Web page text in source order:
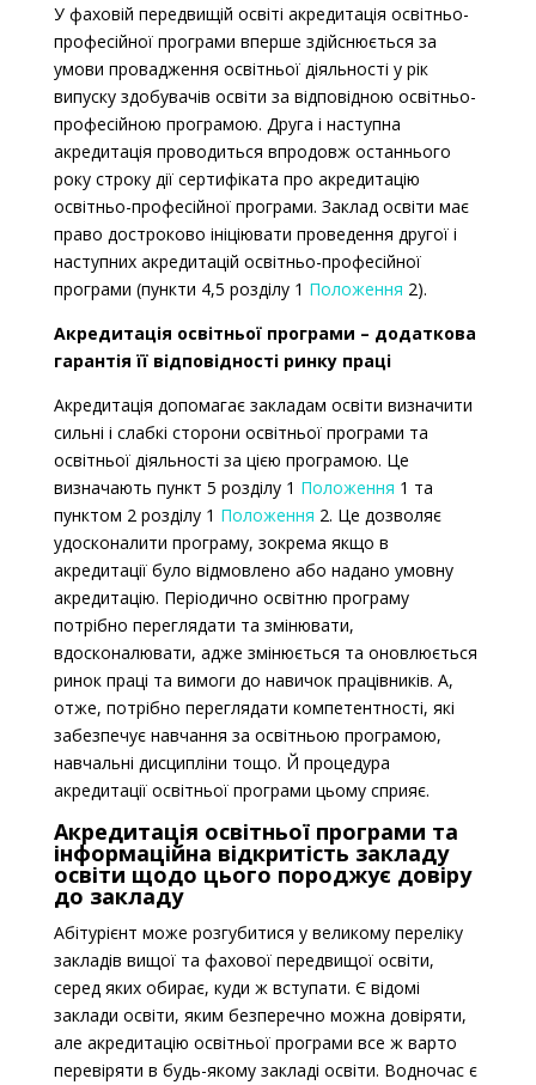
У фаховій передвищій освіті акредитація освітньо-
професійної програми вперше здійснюється за
умови провадження освітньої діяльності у рік
випуску здобувачів освіти за відповідною освітньо-
професійною програмою. Друга і наступна
акредитація проводиться впродовж останнього
року строку дії сертифіката про акредитацію
освітньо-професійної програми. Заклад освіти має
право достроково ініціювати проведення другої і
наступних акредитацій освітньо-професійної
програми (пункти 4,5 розділу 1 Положення 2).
Акредитація освітньої програми – додаткова
гарантія її відповідності ринку праці
Акредитація допомагає закладам освіти визначити
сильні і слабкі сторони освітньої програми та
освітньої діяльності за цією програмою. Це
визначають пункт 5 розділу 1 Положення 1 та
пунктом 2 розділу 1 Положення 2. Це дозволяє
удосконалити програму, зокрема якщо в
акредитації було відмовлено або надано умовну
акредитацію. Періодично освітню програму
потрібно переглядати та змінювати,
вдосконалювати, адже змінюється та оновлюється
ринок праці та вимоги до навичок працівників. А,
отже, потрібно переглядати компетентності, які
забезпечує навчання за освітньою програмою,
навчальні дисципліни тощо. Й процедура
акредитації освітньої програми цьому сприяє.
Акредитація освітньої програми та
інформаційна відкритість закладу
освіти щодо цього породжує довіру
до закладу
Абітурієнт може розгубитися у великому переліку
закладів вищої та фахової передвищої освіти,
серед яких обирає, куди ж вступати. Є відомі
заклади освіти, яким безперечно можна довіряти,
але акредитацію освітньої програми все ж варто
перевіряти в будь-якому закладі освіти. Водночас є